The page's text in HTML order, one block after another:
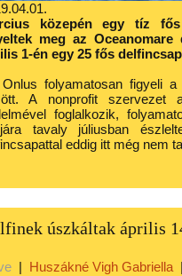
közepén egy tíz fős
meg az
1-én egy 25 fős
folyamatosan figyeli
A nonprofit szervezet
foglalkozik,
tavaly júliusban
eddig itt még nem
úszkáltak április
| Huszákné Vigh Gabriella